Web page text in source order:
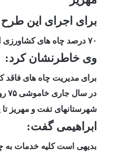
برای اجرای این
۷۰ درصد چاه های کشاورزی این شهرستان ها از طرح تحویل حجمی برخوردار می شوند.
وی خاطرنشان کرد:
برای مدیریت چاه های فاقد
در سال جاری خاموشی ۷۵ روزه اعمال خواهد شد و به استناد ماده ۱۲ قانون توزیع عادلانه تمام چاههای کشاورزی
شهرستانهای تفت و مهریز تا پایان سال ۹۹ به کنتور
ابراهیمی گفت:
بدیهی است کلیه خدمات به